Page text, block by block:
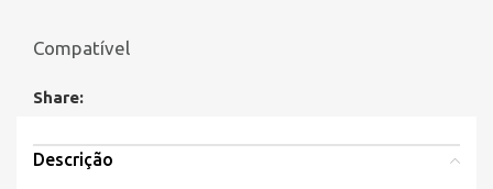
Compatível
Share:
Descrição